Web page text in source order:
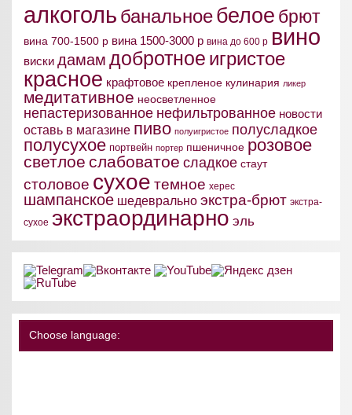
алкоголь банальноебелое брют
вина 700-1500 р вина 1500-3000 р вина до 600 р вино
виски дамам добротное игристое
красное крафтовое крепленое кулинария ликер
медитативное неосветленное
непастеризованное нефильтрованное новости
оставь в магазине пиво полуигристое полусладкое
полусухое портвейн портер пшеничное розовое
светлое слабоватое сладкое стаут
столовое сухое темное херес
шампанское шедеврально экстра-брют экстра-
сухое экстраординарно эль
Choose language: